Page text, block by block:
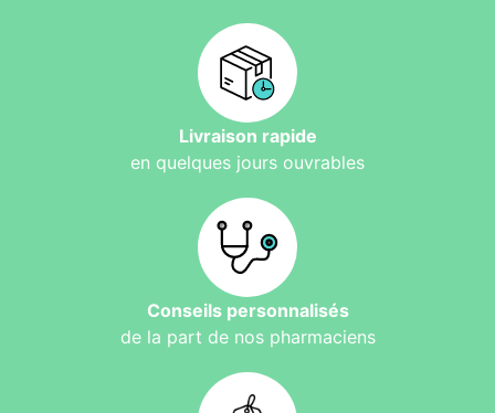
Livraison rapide
en quelques jours ouvrables
Conseils personnalisés
de la part de nos pharmaciens